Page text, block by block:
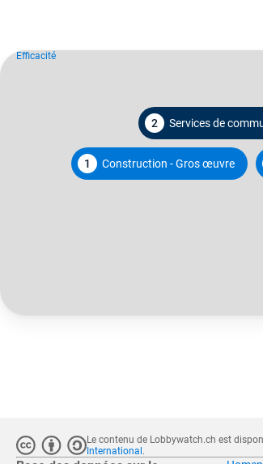
2 Services de
1 Construction - Gros œuvre
Efficacité
Le contenu de Lobbywatch.ch est
International .